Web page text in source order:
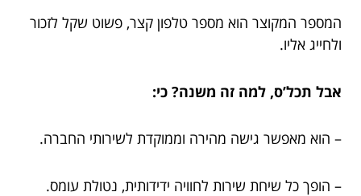
המספר המקוצר הוא מספר טלפון קצר, פשוט שקל לזכור
ולחייג אליו.
אבל תכל’ס, למה זה משנה? כי:
– הוא מאפשר גישה מהירה וממוקדת לשירותי החברה.
– הופך כל שיחת שירות לחוויה ידידותית, נטולת עומס.